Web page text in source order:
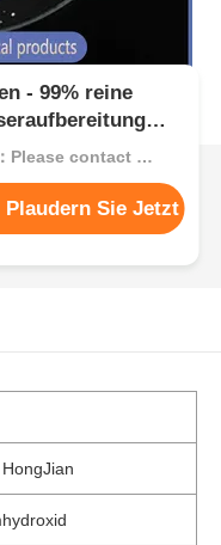
- 99% reine
Preis：Please contact customer service
Plaudern Sie Jetzt